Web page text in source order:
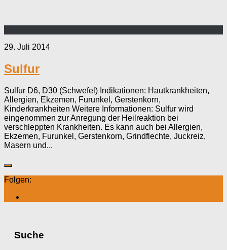
29. Juli 2014
Sulfur
Sulfur D6, D30 (Schwefel) Indikationen: Hautkrankheiten,
Allergien, Ekzemen, Furunkel, Gerstenkorn,
Kinderkrankheiten Weitere Informationen: Sulfur wird
eingenommen zur Anregung der Heilreaktion bei
verschleppten Krankheiten. Es kann auch bei Allergien,
Ekzemen, Furunkel, Gerstenkorn, Grindflechte, Juckreiz,
Masern und...
Folgen:
Suche